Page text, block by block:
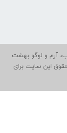
آرم و لوگو بهشت
این سایت برای